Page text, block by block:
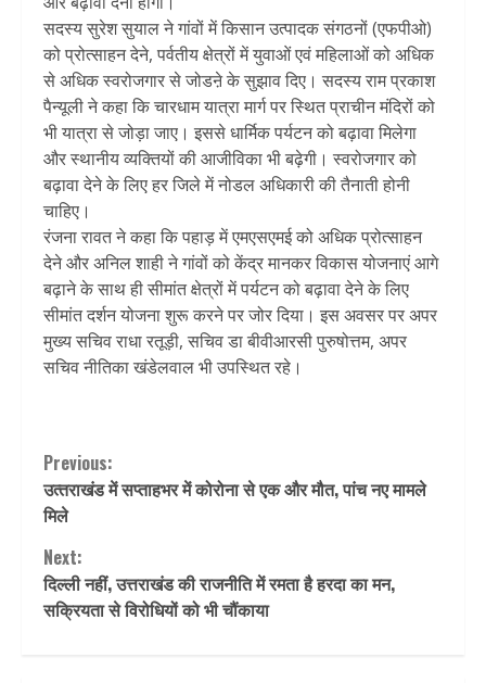
सदस्य सुरेश सुयाल ने गांवों में किसान उत्पादक संगठनों (एफपीओ)
को प्रोत्साहन देने, पर्वतीय क्षेत्रों में युवाओं एवं महिलाओं को अधिक
से अधिक स्वरोजगार से जोडऩे के सुझाव दिए। सदस्य राम प्रकाश
पैन्यूली ने कहा कि चारधाम यात्रा मार्ग पर स्थित प्राचीन मंदिरों को
भी यात्रा से जोड़ा जाए। इससे धार्मिक पर्यटन को बढ़ावा मिलेगा
और स्थानीय व्यक्तियों की आजीविका भी बढ़ेगी। स्वरोजगार को
बढ़ावा देने के लिए हर जिले में नोडल अधिकारी की तैनाती होनी
चाहिए।
रंजना रावत ने कहा कि पहाड़ में एमएसएमई को अधिक प्रोत्साहन
देने और अनिल शाही ने गांवों को केंद्र मानकर विकास योजनाएं आगे
बढ़ाने के साथ ही सीमांत क्षेत्रों में पर्यटन को बढ़ावा देने के लिए
सीमांत दर्शन योजना शुरू करने पर जोर दिया। इस अवसर पर अपर
मुख्य सचिव राधा रतूड़ी, सचिव डा बीवीआरसी पुरुषोत्तम, अपर
सचिव नीतिका खंडेलवाल भी उपस्थित रहे।
Continue
Reading
Previous:
उत्‍तराखंड में सप्ताहभर में कोरोना से एक और मौत, पांच नए मामले
मिले
Next:
दिल्ली नहीं, उत्तराखंड की राजनीति में रमता है हरदा का मन,
सक्रियता से विरोधियों को भी चौंकाया